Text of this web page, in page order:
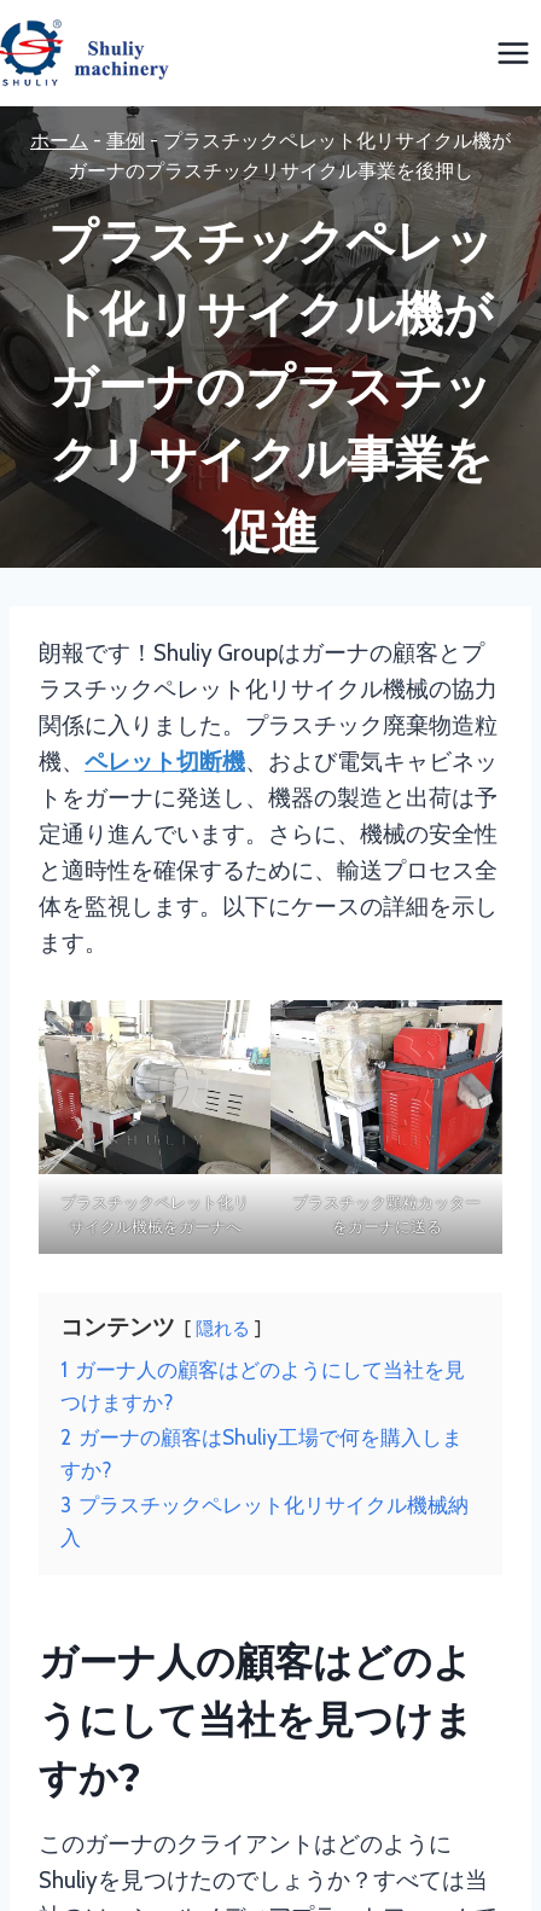
内
容
を
キ
ッ
プ
ホーム - 事例 - プラスチックペレット化リサイクル機が
ガーナのプラスチックリサイクル事業を後押し
プラスチックペレッ
ト化リサイクル機が
ガーナのプラスチッ
クリサイクル事業を
促進
朗報です！Shuliy Groupはガーナの顧客とプ
ラスチックペレット化リサイクル機械の協力
関係に入りました。プラスチック廃棄物造粒
機、 ペレット切断機、および電気キャビネッ
トをガーナに発送し、機器の製造と出荷は予
定通り進んでいます。さらに、機械の安全性
と適時性を確保するために、輸送プロセス全
体を監視します。以下にケースの詳細を示し
ます。
プラスチックペレット化リ
サイクル機械をガーナへ
プラスチック顆粒カッター
をガーナに送る
コンテンツ 隠れる
1 ガーナ人の顧客はどのようにして当社を見
つけますか?
2 ガーナの顧客はShuliy工場で何を購入しま
すか?
3 プラスチックペレット化リサイクル機械納
入
ガーナ人の顧客はどのよ
うにして当社を見つけま
すか?
このガーナのクライアントはどのように
Shuliyを見つけたのでしょうか？すべては当